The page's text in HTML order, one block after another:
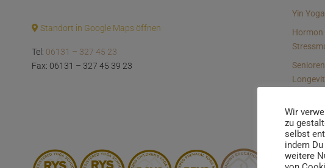
Standort in Google Maps öffnen
Tel: 06131 – 327 45 23
Fax: 06131 – 327 45 39 23
Yin
Hormon
Yoga
Yoga
Wir
zu
selbst
indem
weitere